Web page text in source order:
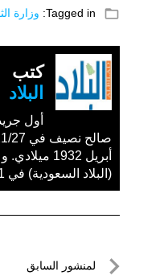
folder_open
Tagged in: وزارة
كتب
البلاد
أول
أبريل 1932
(البلاد السعودية) في 1365/4/1 هـ 1946/3/4 م
تصفّحلمنشور السابق